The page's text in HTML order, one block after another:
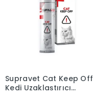
Supravet Cat Keep Off
Kedi Uzaklaştırıcı